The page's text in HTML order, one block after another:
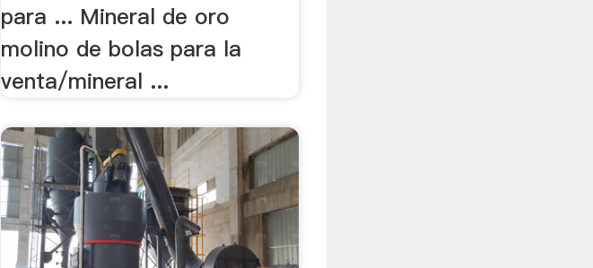
para ... Mineral de oro
molino de bolas para la
venta/mineral ...